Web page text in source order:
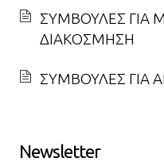
ΣΥΜΒΟΥΛΕΣ ΓΙΑ
ΔΙΑΚΟΣΜΗΣΗ
ΣΥΜΒΟΥΛΕΣ ΓΙΑ
Newsletter